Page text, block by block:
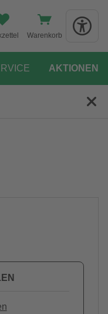
Warenkorb
AKTIONEN